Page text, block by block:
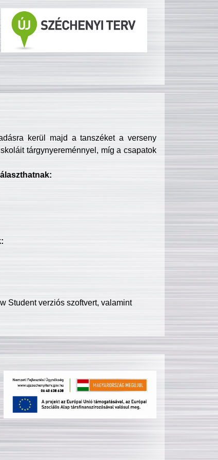
kerül majd a tanszéket a verseny
tárgynyereménnyel, míg a csapatok
Student verziós szoftvert, valamint